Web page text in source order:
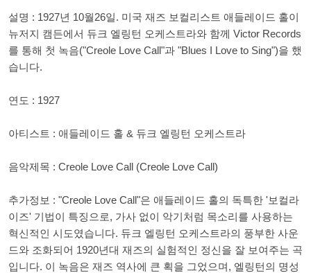
설명 : 1927년 10월26일. 미국 재즈 보컬리스트 애들레이드 홀이
뉴저지 캠든에서 듀크 엘링턴 오케스트라와 함께 Victor Records
를 통해 첫 녹음("Creole Love Call"과 "Blues I Love to Sing")을 했
습니다.
연도 : 1927
아티스트 : 애들레이드 홀 & 듀크 엘링턴 오케스트라
음악제목 : Creole Love Call (Creole Love Call)
추가정보 : "Creole Love Call"은 애들레이드 홀의 독특한 '보컬라
이즈' 기법이 특징으로, 가사 없이 악기처럼 목소리를 사용하는
혁신적인 시도였습니다. 듀크 엘링턴 오케스트라의 풍부한 사운
드와 조화되어 1920년대 재즈의 실험적인 정신을 잘 보여주는 곡
입니다. 이 녹음은 재즈 역사에 큰 획을 그었으며, 엘링턴의 명성